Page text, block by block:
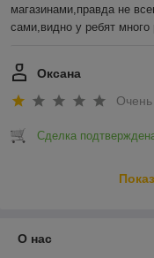
магазинами,правда не
сами,видно у ребят много
Оксана
Сделка
О нас